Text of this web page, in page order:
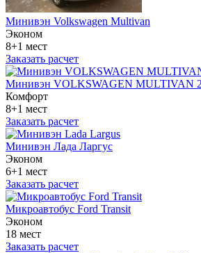
Минивэн Volkswagen Multivan
Эконом
8+1 мест
Заказать расчет
Минивэн VOLKSWAGEN MULTIVAN
Комфорт
8+1 мест
Заказать расчет
Минивэн Лада Ларгус
Эконом
6+1 мест
Заказать расчет
Микроавтобус Ford Transit
Эконом
18 мест
Заказать расчет